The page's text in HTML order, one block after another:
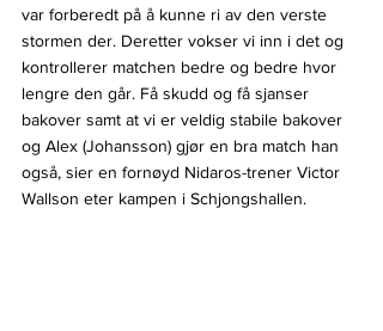
var forberedt på å kunne ri av den verste
stormen der. Deretter vokser vi inn i det og
kontrollerer matchen bedre og bedre hvor
lengre den går. Få skudd og få sjanser
bakover samt at vi er veldig stabile bakover
og Alex (Johansson) gjør en bra match han
også, sier en fornøyd Nidaros-trener Victor
Wallson eter kampen i Schjongshallen.